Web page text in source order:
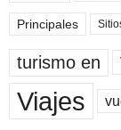
Principales
turismo en
Viajes